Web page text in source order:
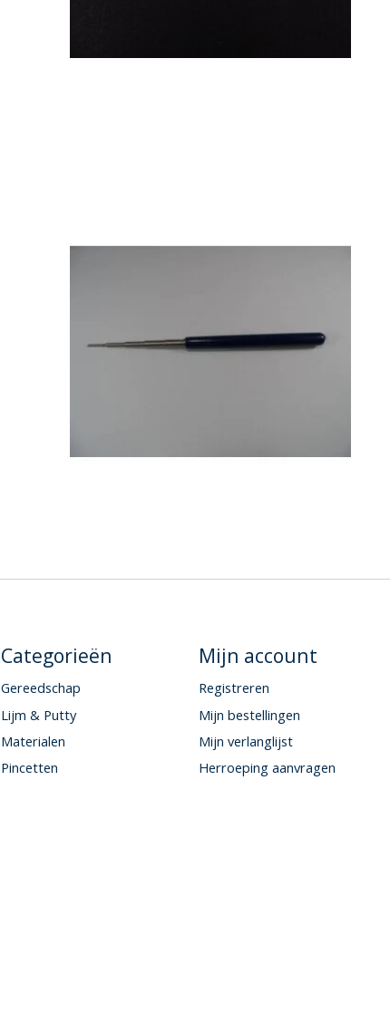
Categorieën
Gereedschap
Lijm & Putty
Materialen
Pincetten
Mijn account
Registreren
Mijn bestellingen
Mijn verlanglijst
Herroeping aanvragen